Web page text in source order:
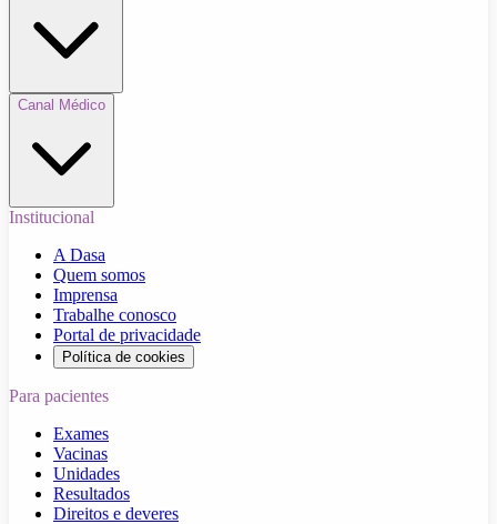
Canal Médico
Institucional
A Dasa
Quem somos
Imprensa
Trabalhe conosco
Portal de privacidade
Política de cookies
Para pacientes
Exames
Vacinas
Unidades
Resultados
Direitos e deveres